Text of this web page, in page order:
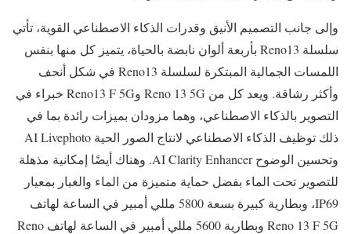
وإلى جانب التصميم الأنيق وقدرات الذكاء الاصطناعي القوية، تأتي
سلسلة Reno13 بأربعة ألوان نابضة بالحياة، يتميز كل منها بنفس
اللمسات الجمالية المبتكرة لسلسلة Reno13 في شكل أنحف
وأكثر رشاقة. ويعد كل من Reno 13 5G وReno13 F 5G خبراء في
التصوير بالذكاء الاصطناعي، وهما مزودان بميزات رائدة بما في
ذلك توظيف الذكاء الاصطناعي لانتاج الصور الحية AI Livephoto
وتحسين الوضوح AI Clarity Enhancer. وهناك أيضًا إمكانية مذهلة
للتصوير تحت الماء بفضل حماية متميزة من الماء والغبار بمعيار
IP69، وبطارية كبيرة بسعة 5800 مللي أمبير في الساعة لهاتف
Reno 13 F 5G وبطارية 5600 مللي أمبير في الساعة لهاتف Reno